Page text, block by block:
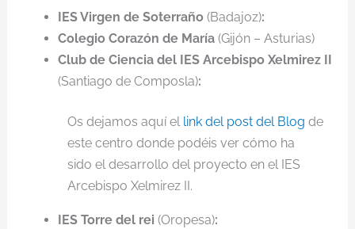
IES Virgen de Soterraño (Badajoz):
Colegio Corazón de María (Gijón – Asturias)
Club de Ciencia del IES Arcebispo Xelmirez II
(Santiago de Composla):
Os dejamos aquí el link del post del Blog de
este centro donde podéis ver cómo ha
sido el desarrollo del proyecto en el IES
Arcebispo Xelmirez II.
IES Torre del rei (Oropesa):